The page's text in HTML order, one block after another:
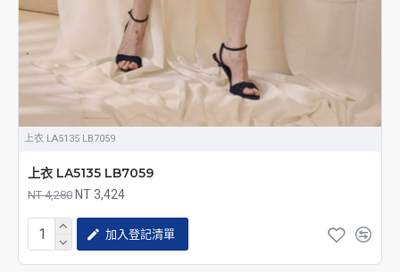
上衣 LA5135 LB7059
上衣 LA5135 LB7059
NT 4,280 NT 3,424
加入登記清單